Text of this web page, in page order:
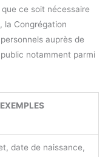
ce soit nécessaire
la Congrégation
auprès de
notamment parmi
EXEMPLES
date de naissance,